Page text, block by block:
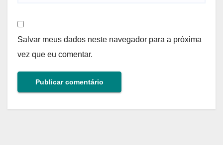
Salvar meus dados neste navegador para a próxima
vez que eu comentar.